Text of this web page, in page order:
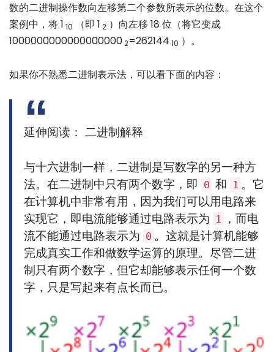
数的二进制操作数向左移第二个参数所表示的位数。在这个
案例中，将 1 10 （即 1 2 ）向左移 18 位（将它变成
10000000000000000002=262144 10 ）。
如果你不熟悉二进制表示法，可以看下面的内容：
延伸阅读： 二进制解释
与十六进制一样，二进制是写数字的另一种方
法。在二进制中只有两个数字，即 0 和 1 。它
在计算机中非常有用，因为我们可以用电路来
实现它，即电流能够通过电路表示为 1
，而电
流不能通过电路表示为 0 。这就是计算机能够
完成真实工作和做数学运算的原理。尽管二进
制只有两个数字，但它却能够表示任何一个数
字，只是写起来有点长而已。